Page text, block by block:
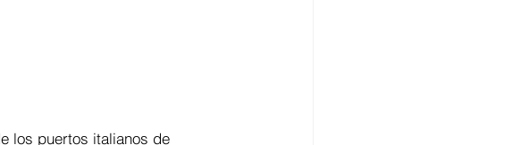
los puertos italianos de